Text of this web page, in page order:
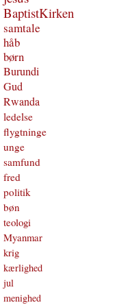
BaptistKirken
samtale
håb
børn
Burundi
Gud
Rwanda
ledelse
flygtninge
unge
samfund
fred
politik
bøn
teologi
Myanmar
krig
kærlighed
jul
menighed